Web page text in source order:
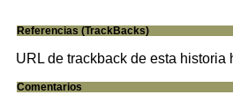
Referencias (TrackBacks)
URL de trackback de esta
Comentarios